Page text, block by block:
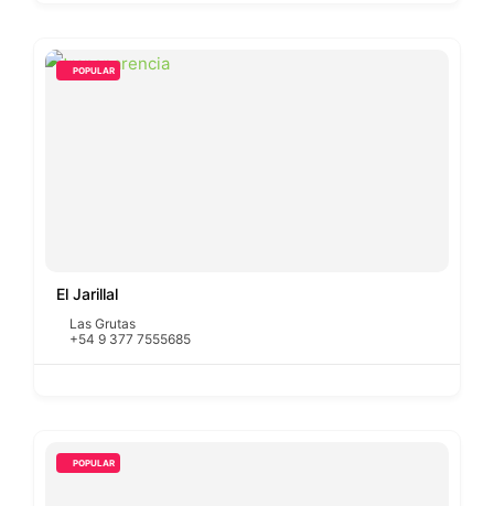
POPULAR
El Jarillal
Las Grutas
+54 9 377 7555685
POPULAR